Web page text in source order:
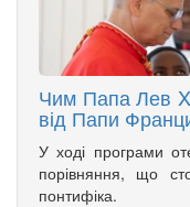
Чим Папа Лев
від Папи
У ході програми
порівняння, що
понтифіка.